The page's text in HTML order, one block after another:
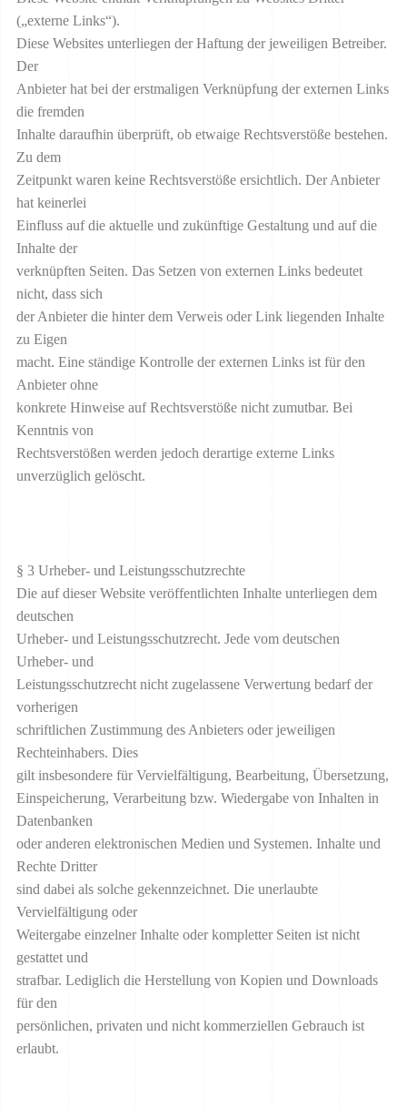
(„externe Links“).
Diese Websites unterliegen der Haftung der jeweiligen Betreiber.
Der
Anbieter hat bei der erstmaligen Verknüpfung der externen Links
die fremden
Inhalte daraufhin überprüft, ob etwaige Rechtsverstöße bestehen.
Zu dem
Zeitpunkt waren keine Rechtsverstöße ersichtlich. Der Anbieter
hat keinerlei
Einfluss auf die aktuelle und zukünftige Gestaltung und auf die
Inhalte der
verknüpften Seiten. Das Setzen von externen Links bedeutet
nicht, dass sich
der Anbieter die hinter dem Verweis oder Link liegenden Inhalte
zu Eigen
macht. Eine ständige Kontrolle der externen Links ist für den
Anbieter ohne
konkrete Hinweise auf Rechtsverstöße nicht zumutbar. Bei
Kenntnis von
Rechtsverstößen werden jedoch derartige externe Links
unverzüglich gelöscht.
§ 3 Urheber- und Leistungsschutzrechte
Die auf dieser Website veröffentlichten Inhalte unterliegen dem
deutschen
Urheber- und Leistungsschutzrecht. Jede vom deutschen
Urheber- und
Leistungsschutzrecht nicht zugelassene Verwertung bedarf der
vorherigen
schriftlichen Zustimmung des Anbieters oder jeweiligen
Rechteinhabers. Dies
gilt insbesondere für Vervielfältigung, Bearbeitung, Übersetzung,
Einspeicherung, Verarbeitung bzw. Wiedergabe von Inhalten in
Datenbanken
oder anderen elektronischen Medien und Systemen. Inhalte und
Rechte Dritter
sind dabei als solche gekennzeichnet. Die unerlaubte
Vervielfältigung oder
Weitergabe einzelner Inhalte oder kompletter Seiten ist nicht
gestattet und
strafbar. Lediglich die Herstellung von Kopien und Downloads
für den
persönlichen, privaten und nicht kommerziellen Gebrauch ist
erlaubt.